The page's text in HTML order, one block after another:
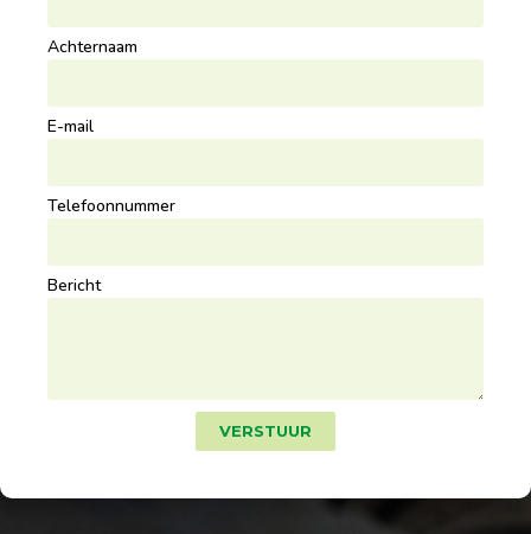
Achternaam
E-mail
Telefoonnummer
Bericht
VERSTUUR